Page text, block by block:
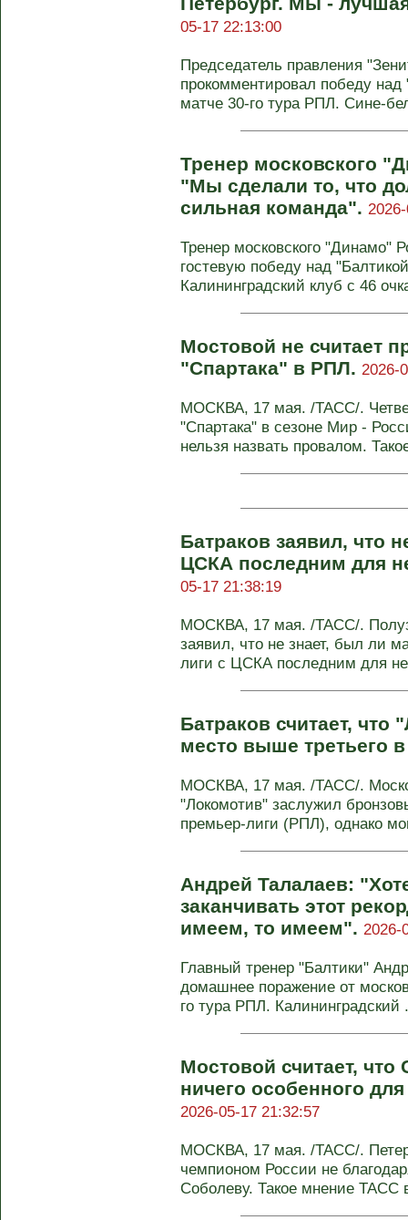
05-17 22:13:00
Председатель правления
прокомментировал победу
матче 30-го тура РПЛ. Сине-
Тренер московского
"Мы сделали то, что
сильная команда".
Тренер московского "Динамо"
гостевую победу над
Калининградский клуб с 46
Мостовой не считает
"Спартака" в РПЛ. 2026-
МОСКВА, 17 мая. /ТАСС/.
"Спартака" в сезоне Мир -
нельзя назвать провалом.
Батраков заявил, что
ЦСКА последним для
05-17 21:38:19
МОСКВА, 17 мая. /ТАСС/.
заявил, что не знает, был ли
лиги с ЦСКА последним для
Батраков считает, что
место выше третьего
МОСКВА, 17 мая. /ТАСС/.
"Локомотив" заслужил
премьер-лиги (РПЛ), однако
Андрей Талалаев:
заканчивать этот
имеем, то имеем". 2026-
Главный тренер "Балтики"
домашнее поражение от
го тура РПЛ. Калининградский
Мостовой считает,
ничего особенного
2026-05-17 21:32:57
МОСКВА, 17 мая. /ТАСС/.
чемпионом России не
Соболеву. Такое мнение ТАСС